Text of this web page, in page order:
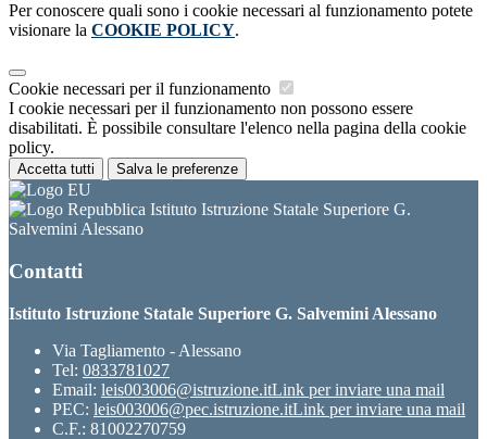
Per conoscere quali sono i cookie necessari al funzionamento potete
visionare la COOKIE POLICY.
Cookie necessari per il funzionamento
I cookie necessari per il funzionamento non possono essere
disabilitati. È possibile consultare l'elenco nella pagina della cookie
policy.
Accetta tutti Salva le preferenze
Istituto Istruzione Statale Superiore G.
Salvemini Alessano
Contatti
Istituto Istruzione Statale Superiore G. Salvemini Alessano
Via Tagliamento - Alessano
Tel: 0833781027
Email: leis003006@istruzione.itLink per inviare una mail
PEC: leis003006@pec.istruzione.itLink per inviare una mail
C.F.: 81002270759